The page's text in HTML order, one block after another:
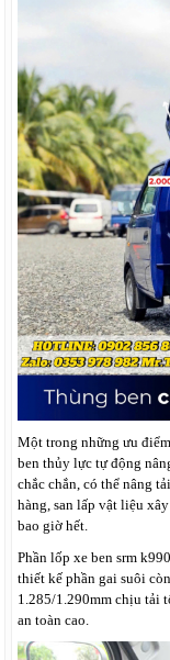
Một trong những ưu
ben thủy lực tự động
chắc chắn, có thể nâng
hàng, san lấp vật liệu
bao giờ hết.
Phần lốp xe ben srm
thiết kế phần gai suôi
1.285/1.290mm chịu tải
an toàn cao.